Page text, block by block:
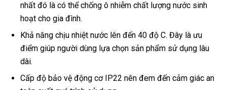
nhất đó là có thể chống ô nhiễm chất lượng nước sinh
hoạt cho gia đình.
Khả năng chịu nhiệt nước lên đến 40 độ C. Đây là ưu
điểm giúp người dùng lựa chọn sản phẩm sử dụng lâu
dài.
Cấp độ bảo vệ động cơ IP22 nên đem đến cảm giác an